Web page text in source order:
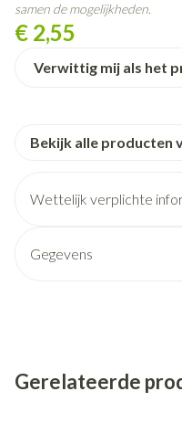
€ 2,55
Verwittig mij als het
samen de mogelijkheden.
Bekijk alle producten
Wettelijk verplichte
Gegevens
Gerelateerde